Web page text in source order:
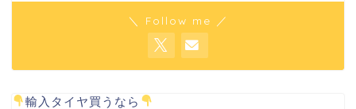
＼ Follow me ／
輸入タイヤ買うなら